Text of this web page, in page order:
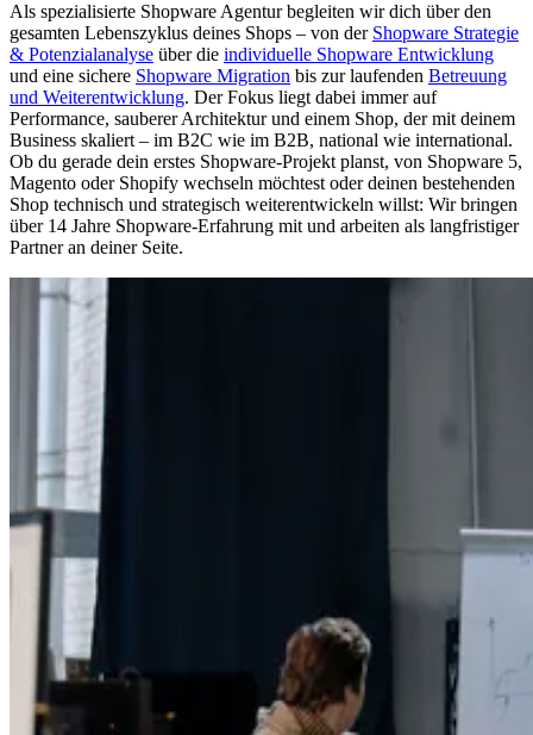
Als spezialisierte Shopware Agentur begleiten wir dich über den
gesamten Lebenszyklus deines Shops – von der Shopware Strategie
& Potenzialanalyse über die individuelle Shopware Entwicklung
und eine sichere Shopware Migration bis zur laufenden Betreuung
und Weiterentwicklung. Der Fokus liegt dabei immer auf
Performance, sauberer Architektur und einem Shop, der mit deinem
Business skaliert – im B2C wie im B2B, national wie international.
Ob du gerade dein erstes Shopware-Projekt planst, von Shopware 5,
Magento oder Shopify wechseln möchtest oder deinen bestehenden
Shop technisch und strategisch weiterentwickeln willst: Wir bringen
über 14 Jahre Shopware-Erfahrung mit und arbeiten als langfristiger
Partner an deiner Seite.